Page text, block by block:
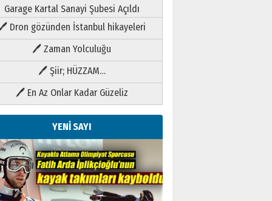
Garage Kartal Sanayi Şubesi Açıldı
Dron gözünden İstanbul hikayeleri
🖊 Zaman Yolculuğu
🖊 Şiir; HÜZZAM…
🖊 En Az Onlar Kadar Güzeliz
YENİ SAYI
Kenan GÜLERCİ